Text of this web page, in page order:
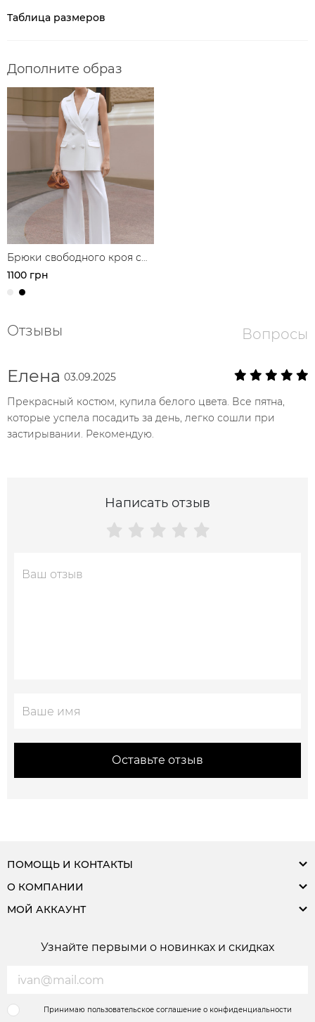
Таблица размеров
Дополните образ
Брюки свободного кроя с
защипами
1100 грн
Отзывы Вопросы
Елена 03.09.2025
Прекрасный костюм, купила белого цвета. Все пятна,
которые успела посадить за день, легко сошли при
застирывании. Рекомендую.
Написать отзыв
Оставьте отзыв
ПОМОЩЬ И КОНТАКТЫ
О КОМПАНИИ
МОЙ АККАУНТ
Узнайте первыми о новинках и скидках
Принимаю пользовательское соглашение о конфиденциальности